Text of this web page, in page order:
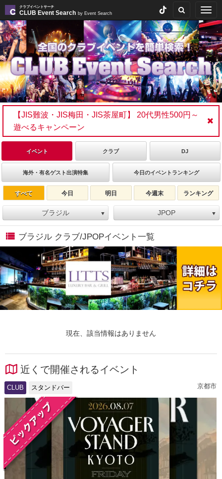
クラブイベントサーチ
CLUB Event Search by Event Search
【JIS難波・JIS梅田・JIS茶屋町】 20代男性500円～
遊べるキャンペーン
イベント クラブ DJ
海外・有名ゲスト出演特集 今日のイベントランキング
すべて 今日 明日 今週末 ランキング
ブラジル ▼ JPOP ▼
ブラジル クラブ/JPOPイベント一覧
現在、該当情報はありません
近くで開催されるイベント
CLUB スタンドバー 京都市